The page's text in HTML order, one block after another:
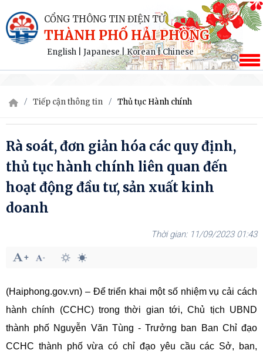
CỔNG THÔNG TIN ĐIỆN TỬ
THÀNH PHỐ HẢI PHÒNG
English Japanese|Korean|Chinese
Tiếp cận thông tin Thủ tục Hành chính
Rà soát, đơn giản hóa các quy định,
thủ tục hành chính liên quan đến
hoạt động đầu tư, sản xuất kinh
doanh
11/09/2023 01:43
(Haiphong.gov.vn) – Để triển khai một số nhiệm vụ cải cách
hành chính (CCHC) trong thời gian tới, Chủ tịch UBND
thành phố Nguyễn Văn Tùng - Trưởng ban Ban Chỉ đạo
CCHC thành phố vừa có chỉ đạo yêu cầu các Sở, ban,